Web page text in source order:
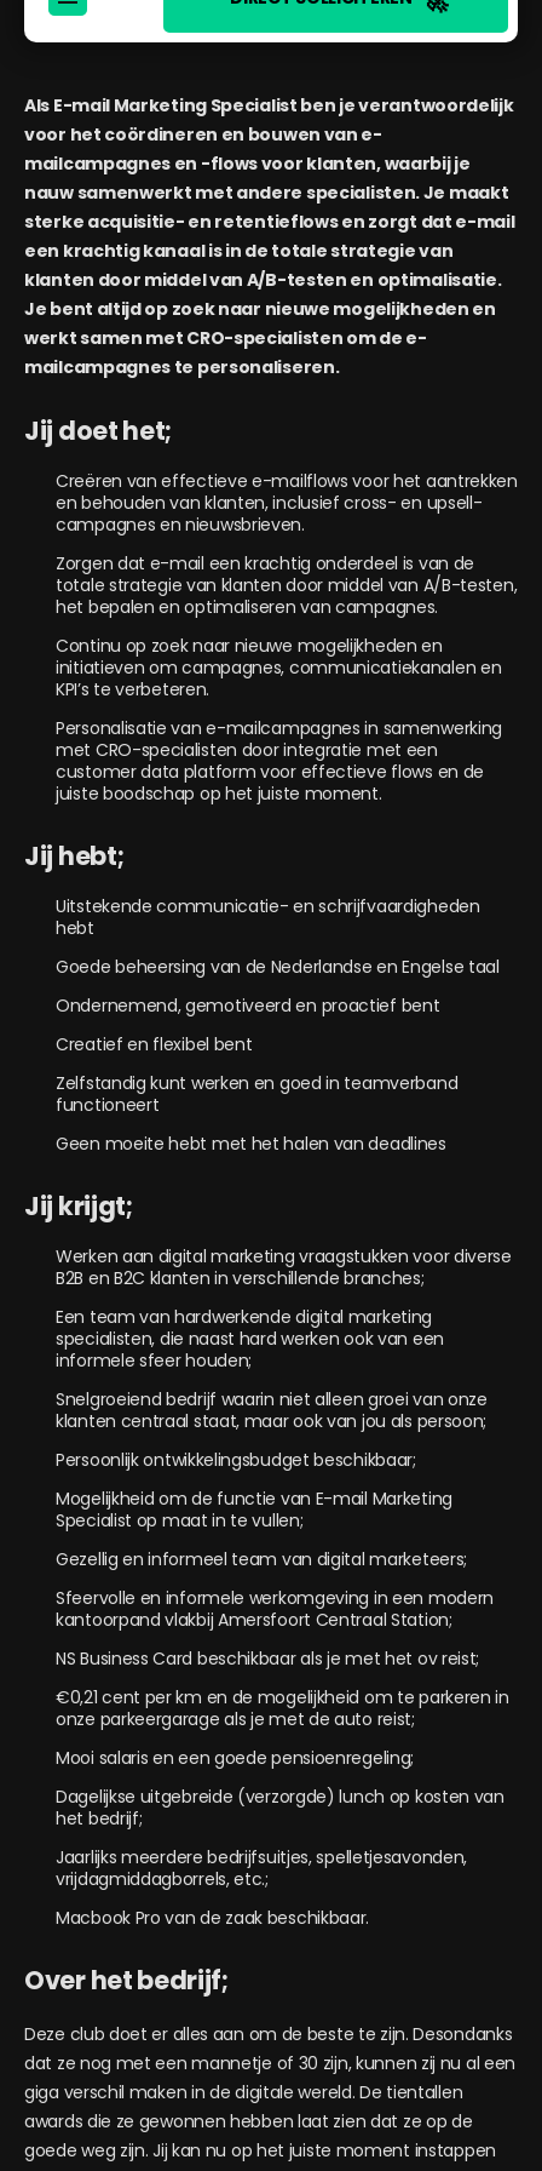
Als E-mail Marketing Specialist ben je verantwoordelijk
voor het coördineren en bouwen van e-
mailcampagnes en -flows voor klanten, waarbij je
nauw samenwerkt met andere specialisten. Je maakt
sterke acquisitie- en retentieflows en zorgt dat e-mail
een krachtig kanaal is in de totale strategie van
klanten door middel van A/B-testen en optimalisatie.
Je bent altijd op zoek naar nieuwe mogelijkheden en
werkt samen met CRO-specialisten om de e-
mailcampagnes te personaliseren.
Jij doet het;
Creëren van effectieve e-mailflows voor het aantrekken
en behouden van klanten, inclusief cross- en upsell-
campagnes en nieuwsbrieven.
Zorgen dat e-mail een krachtig onderdeel is van de
totale strategie van klanten door middel van A/B-testen,
het bepalen en optimaliseren van campagnes.
Continu op zoek naar nieuwe mogelijkheden en
initiatieven om campagnes, communicatiekanalen en
KPI’s te verbeteren.
Personalisatie van e-mailcampagnes in samenwerking
met CRO-specialisten door integratie met een
customer data platform voor effectieve flows en de
juiste boodschap op het juiste moment.
Jij hebt;
Uitstekende communicatie- en schrijfvaardigheden
hebt
Goede beheersing van de Nederlandse en Engelse taal
Ondernemend, gemotiveerd en proactief bent
Creatief en flexibel bent
Zelfstandig kunt werken en goed in teamverband
functioneert
Geen moeite hebt met het halen van deadlines
Jij krijgt;
Werken aan digital marketing vraagstukken voor diverse
B2B en B2C klanten in verschillende branches;
Een team van hardwerkende digital marketing
specialisten, die naast hard werken ook van een
informele sfeer houden;
Snelgroeiend bedrijf waarin niet alleen groei van onze
klanten centraal staat, maar ook van jou als persoon;
Persoonlijk ontwikkelingsbudget beschikbaar;
Mogelijkheid om de functie van E-mail Marketing
Specialist op maat in te vullen;
Gezellig en informeel team van digital marketeers;
Sfeervolle en informele werkomgeving in een modern
kantoorpand vlakbij Amersfoort Centraal Station;
NS Business Card beschikbaar als je met het ov reist;
€0,21 cent per km en de mogelijkheid om te parkeren in
onze parkeergarage als je met de auto reist;
Mooi salaris en een goede pensioenregeling;
Dagelijkse uitgebreide (verzorgde) lunch op kosten van
het bedrijf;
Jaarlijks meerdere bedrijfsuitjes, spelletjesavonden,
vrijdagmiddagborrels, etc.;
Macbook Pro van de zaak beschikbaar.
Over het bedrijf;
Deze club doet er alles aan om de beste te zijn. Desondanks
dat ze nog met een mannetje of 30 zijn, kunnen zij nu al een
giga verschil maken in de digitale wereld. De tientallen
awards die ze gewonnen hebben laat zien dat ze op de
goede weg zijn. Jij kan nu op het juiste moment instappen